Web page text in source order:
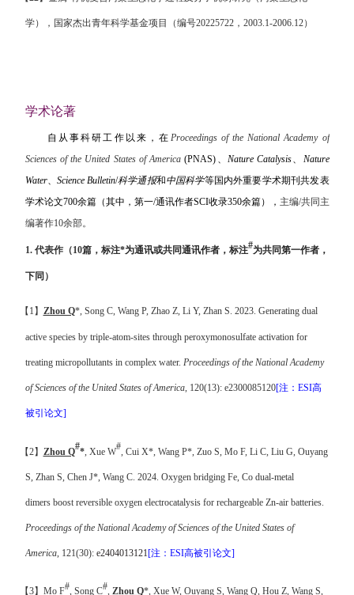
学），国家杰出青年科学基金项目（编号20225722， 2003.1-2006.12）
学术论著
自从事科研工作以来，在 Proceedings of the National Academy of
Sciences of the United States of America (PNAS) 、 Nature Catalysis、 Nature
Water、 Science Bulletin/科学通报和中国科学等国内外重要学术期刊共发表
学术论文700余篇（其中，第一/通讯作者SCI收录350余篇）， 主编/共同主
编著作10余部。
1. 代表作（10篇， 标注*为通讯或共同通讯作者，标注#为共同第一作者，
下同 ）
【 1 】 Zhou Q*, Song C, Wang P, Zhao Z, Li Y, Zhan S. 2023. Generating dual
active species by triple-atom-sites through peroxymonosulfate activation for
treating micropollutants in complex water. Proceedings of the National Academy
of Sciences of the United States of America, 120(13): e2300085120[注 ： ESI高
被引论文]
【2】 Zhou Q#*, Xue W# , Cui X*, Wang P*, Zuo S, Mo F, Li C, Liu G, Ouyang
S, Zhan S, Chen J*, Wang C. 2024. Oxygen bridging Fe, Co dual-metal
dimersboost reversible oxygen electrocatalysis for rechargeable Zn-air batteries.
Proceedings of the National Academy of Sciences of the United States of
America, 121(30): e2404013121[注 ： ESI高被引论文]
【3】 Mo F#, Song C#, Zhou Q*, Xue W, Ouyang S, Wang Q, Hou Z, Wang S,